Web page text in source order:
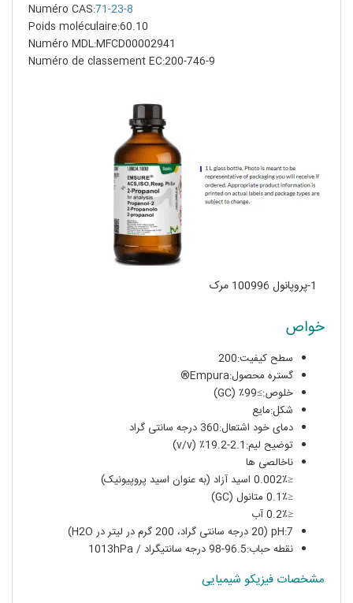
Numéro CAS:71-23-8
Poids moléculaire:60.10
Numéro MDL:MFCD00002941
Numéro de classement EC:200-746-9
1-پروپانول 100996 مرک
خواص
سطح کیفیت:200
گستره محصول:Empura®
خلوص:≥99٪ (GC)
شکل:مایع
دمای خود اشتعال:360 درجه سانتی گراد
توضیح لیم:2.1-19.2٪ (v/v)
ناخالصی ها
≤0.002٪ اسید آزاد (به عنوان اسید پروپیونیک)
≤0.1٪ متانول (GC)
≤0.2٪ آب
pH:7 (20 درجه سانتی گراد، 200 گرم در لیتر در H2O)
نقطه حباب:96.5-98 درجه سانتیگراد / 1013hPa
مشخصات فیزیکو شیمیایی